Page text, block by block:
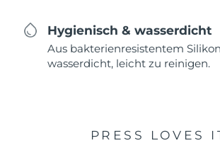
Hygienisch & wasserdicht
Aus bakterienresistentem
wasserdicht, leicht zu reinigen.
PRESS LOVES